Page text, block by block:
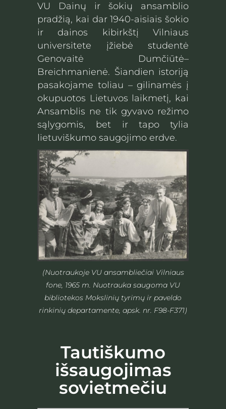
VU Dainų ir šokių ansamblio
pradžią, kai dar 1940-aisiais šokio
ir dainos kibirkštį Vilniaus
universitete įžiebė studentė
Genovaitė Dumčiūtė–
Breichmanienė. Šiandien istoriją
pasakojame toliau – gilinamės į
okupuotos Lietuvos laikmetį, kai
Ansamblis ne tik gyvavo režimo
sąlygomis, bet ir tapo tylia
lietuviškumo saugojimo erdve.
(Nuotraukoje VU ansambliečiai Vilniaus
fone, 1965 m. Nuotrauka saugoma VU
bibliotekos Mokslinių tyrimų ir paveldo
rinkinių departamente, apsk. nr. F98-F371)
Tautiškumo
išsaugojimas
sovietmečiu